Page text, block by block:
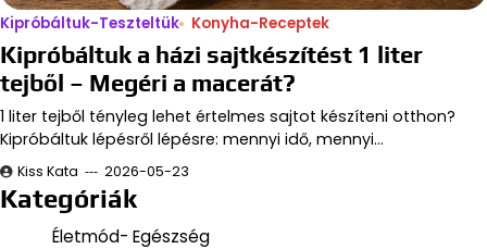
Kipróbáltuk-Teszteltük Konyha-Receptek
Kipróbáltuk a házi sajtkészítést 1 liter
tejből – Megéri a macerát?
1 liter tejből tényleg lehet értelmes sajtot készíteni otthon?
Kipróbáltuk lépésről lépésre: mennyi idő, mennyi…
Kiss Kata 2026-05-23
Kategóriák
Életmód- Egészség